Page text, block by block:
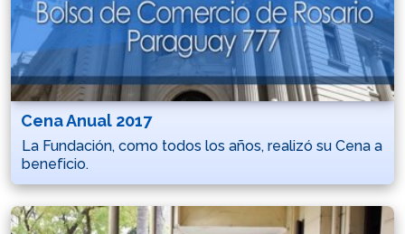
Cena Anual 2017
La Fundación, como todos los años, realizó su Cena a
beneficio.